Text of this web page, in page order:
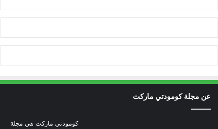
عن مجلة كومودتي ماركت
كومودتي ماركت هي مجلة